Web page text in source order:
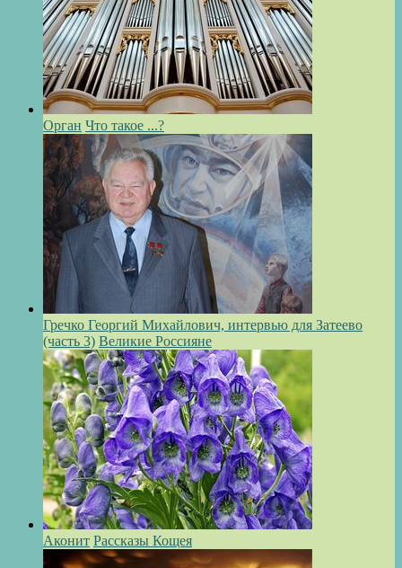
Орган Что такое ...?
Гречко Георгий Михайлович, интервью для Затеево
(часть 3) Великие Россияне
Аконит Рассказы Кощея